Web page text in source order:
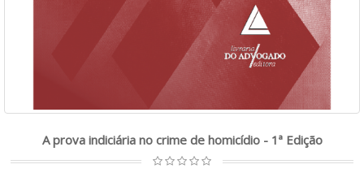
A prova indiciária no crime de homicídio - 1ª Edição